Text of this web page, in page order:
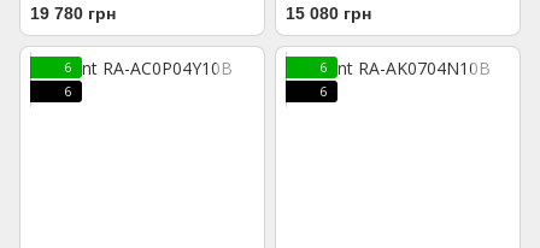
19 780 грн 15 080 грн
6
6
6
6